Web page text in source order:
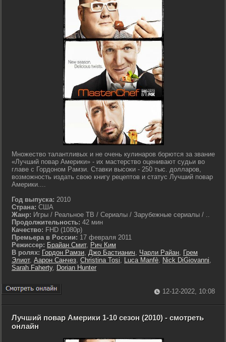
Множество талантливых и не очень кулинаров борются за звание
«Лучший повар Америки» - их мастерство оценивают судьи во
главе с Гордоном Рамзи. Ставки высоки - 250 тыс. долларов,
возможность издать свою книгу рецептов и статус Лучший повар
Америки....
Год выпуска: 2010
Страна: США
Жанр: Игры / Реальное ТВ / Сериалы / Зарубежные сериалы / ..
Продолжительность: 42 мин
Качество: FHD (1080p)
Премьера в России: 17 февраля 2011
Режиссер: Брайан Смит, Рич Ким
В ролях: Гордон Рамзи, Джо Бастианич, Чарли Райан, Грем
Элиот, Аарон Санчез, Christina Tosi, Luca Manfè, Nick DiGiovanni,
Sarah Faherty, Dorian Hunter
12-12-2022, 10:08
Лучший повар Америки 1-10 сезон (2010) - смотреть
онлайн